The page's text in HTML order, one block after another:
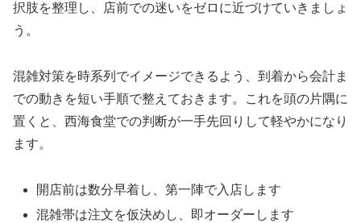
択肢を整理し、店前での迷いをゼロに近づけていきましょ
う。
混雑対策を時系列でイメージできるよう、到着から会計ま
での動きを短い手順で整えておきます。これを頭の片隅に
置くと、西海食堂での判断が一手先回りして軽やかになり
ます。
開店前は数分早着し、第一陣で入店します
混雑帯は注文を仮決めし、即オーダーします